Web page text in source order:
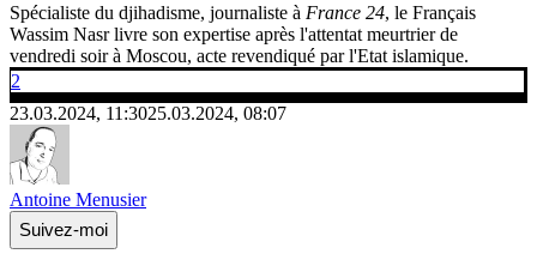
Spécialiste du djihadisme, journaliste à France 24, le Français
Wassim Nasr livre son expertise après l'attentat meurtrier de
vendredi soir à Moscou, acte revendiqué par l'Etat islamique.
2
23.03.2024, 11:3025.03.2024, 08:07
Antoine Menusier
Suivez-moi